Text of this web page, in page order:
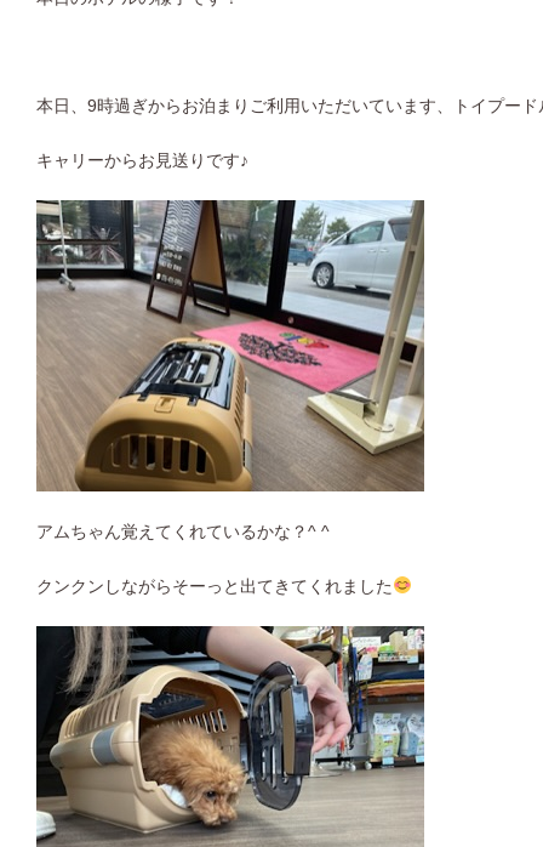
本日、9時過ぎからお泊まりご利用いただいています、トイプー
キャリーからお見送りです♪
アムちゃん覚えてくれているかな？^ ^
クンクンしながらそーっと出てきてくれました